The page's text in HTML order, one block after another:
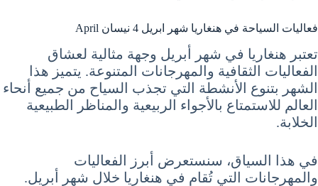
فعاليات السياحة في هنغاريا شهر ابريل 4 نيسان April
تعتبر هنغاريا في شهر أبريل وجهة مثالية لعشاق
الفعاليات الثقافية والمهرجانات المتنوعة. يتميز هذا
الشهر بتنوع الأنشطة التي تجذب السياح من جميع أنحاء
العالم للاستمتاع بالأجواء الربيعية والمناظر الطبيعية
الخلابة.
في هذا السياق، سنستعرض أبرز الفعاليات
والمهرجانات التي تُقام في هنغاريا خلال شهر أبريل.